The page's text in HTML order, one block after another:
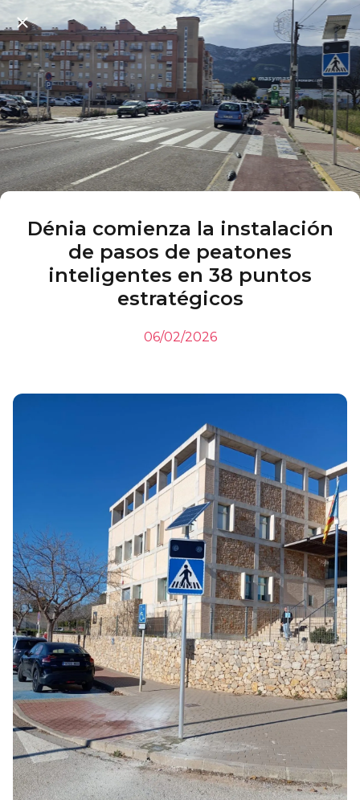
Dénia comienza la instalación
de pasos de peatones
inteligentes en 38 puntos
estratégicos
06/02/2026